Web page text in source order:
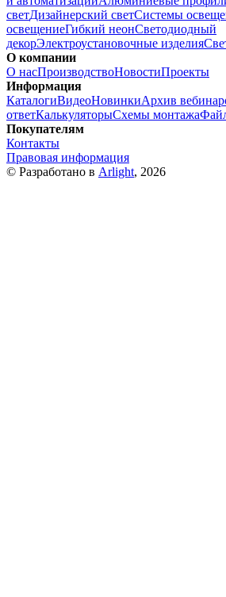
светДизайнерский светСистемы
освещениеГибкий неонСветодиодный
декорЭлектроустановочные изделия
О компании
О насПроизводствоНовостиПроекты
Информация
КаталогиВидеоНовинкиАрхив
ответКалькуляторыСхемы монтажа
Покупателям
Контакты
Правовая информация
© Разработано в Arlight, 2026